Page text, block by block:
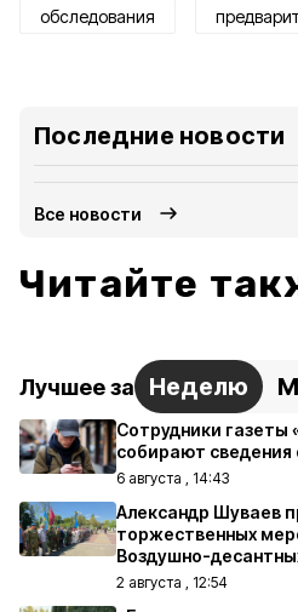
обследования
Последние новости
Все новости
Читайте
Лучшее за Неделю
Сотрудники газеты
собирают сведения
6 августа , 14:43
Александр Шуваев
торжественных
Воздушно-
2 августа , 12:54